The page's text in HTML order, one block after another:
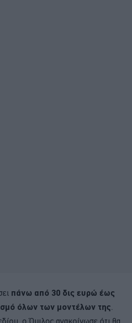
πάνω από 30 δις ευρώ έως
όλων των μοντέλων της
ο Όμιλος ανακοίνωσε ότι θα